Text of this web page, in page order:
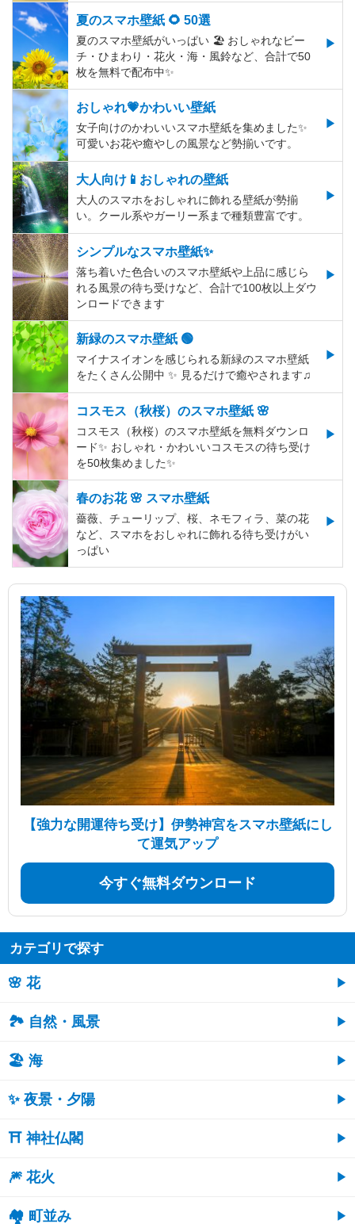
夏のスマホ壁紙 🌻 50選
夏のスマホ壁紙がいっぱい 🏖 おしゃれなビー
チ・ひまわり・花火・海・風鈴など、合計で50
枚を無料で配布中✨
おしゃれ💗かわいい壁紙
女子向けのかわいいスマホ壁紙を集めました✨
可愛いお花や癒やしの風景など勢揃いです。
大人向け📱おしゃれの壁紙
大人のスマホをおしゃれに飾れる壁紙が勢揃
い。クール系やガーリー系まで種類豊富です。
シンプルなスマホ壁紙✨
落ち着いた色合いのスマホ壁紙や上品に感じら
れる風景の待ち受けなど、合計で100枚以上ダウ
ンロードできます
新緑のスマホ壁紙 🟢
マイナスイオンを感じられる新緑のスマホ壁紙
をたくさん公開中 ✨ 見るだけで癒やされます♫
コスモス（秋桜）のスマホ壁紙 🌸
コスモス（秋桜）のスマホ壁紙を無料ダウンロ
ード✨️ おしゃれ・かわいいコスモスの待ち受け
を50枚集めました✨️
春のお花 🌸 スマホ壁紙
薔薇、チューリップ、桜、ネモフィラ、菜の花
など、スマホをおしゃれに飾れる待ち受けがい
っぱい
【強力な開運待ち受け】伊勢神宮をスマホ壁紙にし
て運気アップ
今すぐ無料ダウンロード
カテゴリで探す
🌸 花
🏞️ 自然・風景
🏖 海
✨ 夜景・夕陽
⛩ 神社仏閣
🎆 花火
🏘 町並み